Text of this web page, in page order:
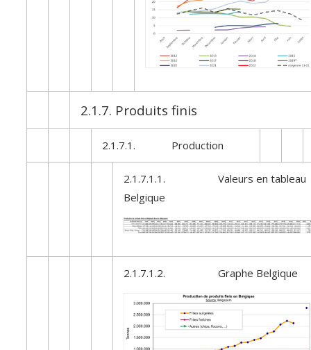
2.1.7. Produits finis
2.1.7.1. Production
2.1.7.1.1. Valeurs en tableau
Belgique
2.1.7.1.2. Graphe Belgique